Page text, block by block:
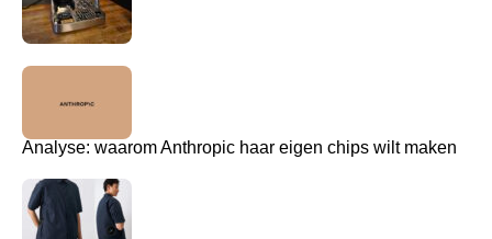
Analyse: waarom Anthropic haar eigen chips wilt maken